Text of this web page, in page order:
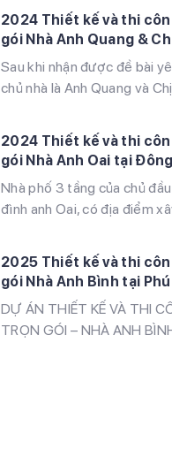
5 tầng Phong cách thiết kế:
và hiện đại Vật liệu chính:
gỗ, kính cường lực Thời gian
công: 5 tháng Ngôi nhà của
được […]
2024 Thiết kế và thi
gói Nhà Anh Quang &
tại Khu Đô Thị Louis
Hà Nội
Sau khi nhận được đề bài
chủ nhà là Anh Quang và
tưởng và bàn giao bản thiết
chỉnh đến tay Chủ đầu tư.
được duyệt, chúng tôi đã
với Ban quản lý Khu đô thị
2024 Thiết kế và thi
gói Nhà Anh Oai tại
Hà Nội
Nhà phố 3 tầng của chủ
đình anh Oai, có địa điểm
trình được xây dựng với
gồm: Tầng 1: Gara + Phòng
Bếp Tầng 2: 2 Phòng ngủ +
Tầng 3: 1 Phòng […]
2025 Thiết kế và thi
gói Nhà Anh Bình tại
Long Biên, Hà Nội
DỰ ÁN THIẾT KẾ VÀ THI
TRỌN GÓI – NHÀ ANH